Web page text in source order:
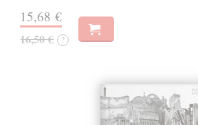
15,68 €
16,50 € ?